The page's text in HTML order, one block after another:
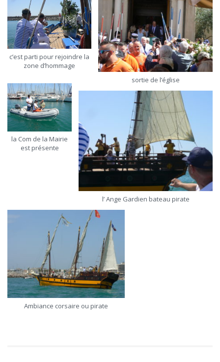
sortie de l’église
c’est parti pour rejoindre la
zone d’hommage
l’ Ange Gardien bateau pirate
Ambiance corsaire ou pirate
la Com de la Mairie
est présente